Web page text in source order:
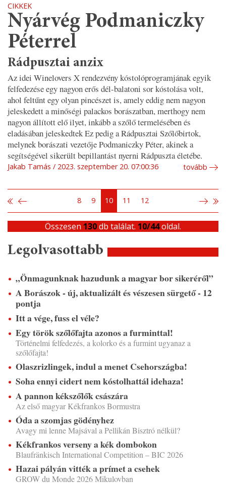
CIKKEK
Nyárvég Podmaniczky
Péterrel
Rádpusztai anzix
Az idei Winelovers X rendezvény kóstolóprogramjának egyik
felfedezése egy nagyon erős dél-balatoni sor kóstolása volt,
ahol feltűnt egy olyan pincészet is, amely eddig nem nagyon
jeleskedett a minőségi palackos borászatban, merthogy nem
nagyon állított elő ilyet, inkább a szőlő termelésében és
eladásában jeleskedtek Ez pedig a Rádpusztai Szőlőbirtok,
melynek borászati vezetője Podmaniczky Péter, akinek a
segítségével sikerült bepillantást nyerni Rádpuszta életébe.
Jakab Tamás 2023. szeptember 20. 07:00:36 tovább
8 9 10 11 12
Összesen 130db találat. 10/44oldal.
Legolvasottabb
„Önmagunknak hazudunk a magyar bor sikeréről”
A Borászok - új, aktualizált és vészesen sürgető - 12
pontja
Itt a vége, fuss el véle?
Egy török szőlőfajta azonos a furminttal!
Történelmi felfedezés, a kolorko és a furmint ugyanaz a
szőlőfajta!
Olaszrizlingek, indul a menet Csehországba!
Soha ennyi cidert nem kóstolhattál idehaza!
A pannon kékszőlők császára
Az első magyar Kékfrankos Bormustra
Óda a szomjas gödényhez
Avagy mi lenne Majsával a Pellikán Bisztró nélkül?
Kékfrankos verseny a kék dombokon
Blaufränkisch International Competition – BIC 2026
Hazai pályán vitték a prímet a csehek
GROW du Monde 2026 Mikulovban